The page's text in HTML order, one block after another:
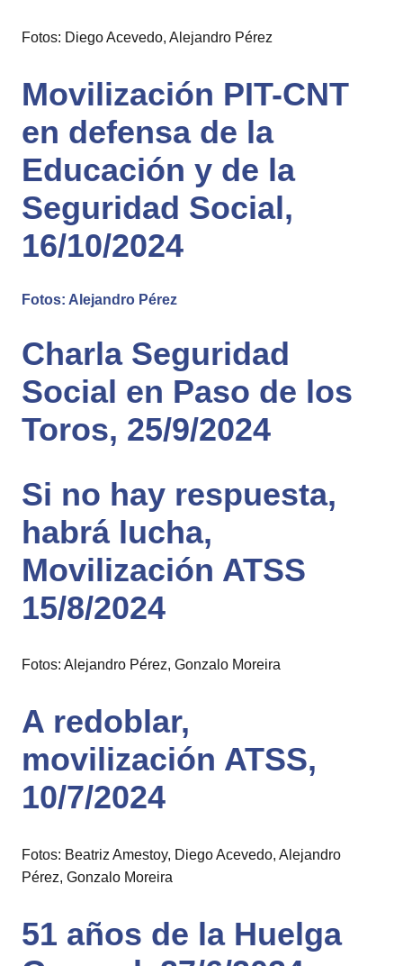
Fotos: Diego Acevedo, Alejandro Pérez
Movilización PIT-CNT
en defensa de la
Educación y de la
Seguridad Social,
16/10/2024
Fotos: Alejandro Pérez
Charla Seguridad
Social en Paso de los
Toros, 25/9/2024
Si no hay respuesta,
habrá lucha,
Movilización ATSS
15/8/2024
Fotos: Alejandro Pérez, Gonzalo Moreira
A redoblar,
movilización ATSS,
10/7/2024
Fotos: Beatriz Amestoy, Diego Acevedo, Alejandro
Pérez, Gonzalo Moreira
51 años de la Huelga